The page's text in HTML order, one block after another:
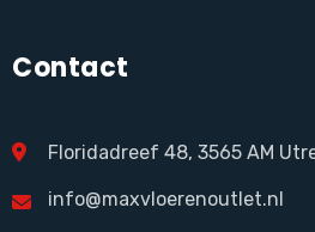
Contact
Floridadreef 48, 3565 AM
info@maxvloerenoutlet.nl